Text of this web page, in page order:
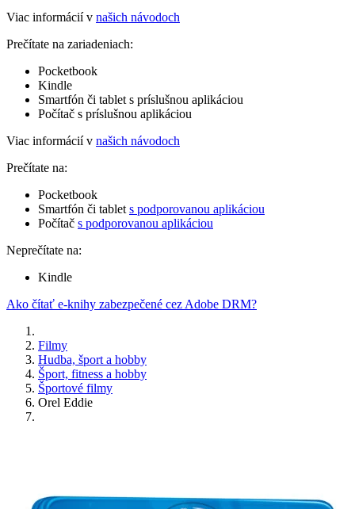
Viac informácií v našich návodoch
Prečítate na zariadeniach:
Pocketbook
Kindle
Smartfón či tablet s príslušnou aplikáciou
Počítač s príslušnou aplikáciou
Viac informácií v našich návodoch
Prečítate na:
Pocketbook
Smartfón či tablet s podporovanou aplikáciou
Počítač s podporovanou aplikáciou
Neprečítate na:
Kindle
Ako čítať e-knihy zabezpečené cez Adobe DRM?
Filmy
Hudba, šport a hobby
Šport, fitness a hobby
Športové filmy
Orel Eddie